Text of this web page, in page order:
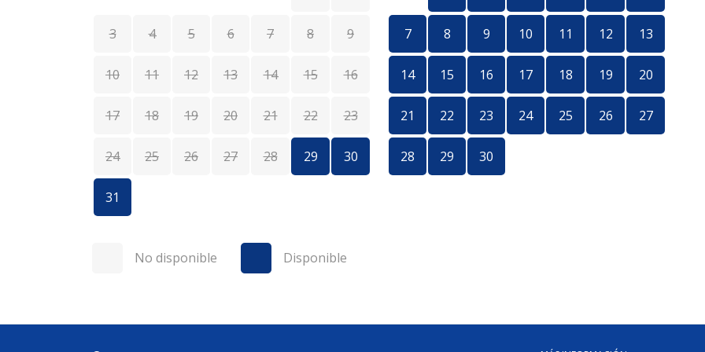
3 4 5 6 7 8 9
10 11 12 13 14 15 16
17 18 19 20 21 22 23
24 25 26 27 28 29 30
31
7 8 9 10 11 12 13
14 15 16 17 18 19 20
21 22 23 24 25 26 27
28 29 30
No disponible Disponible